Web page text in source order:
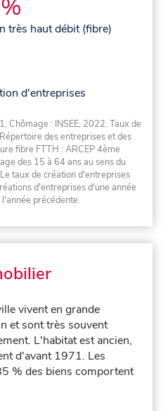
très haut débit (fibre)
d'entreprises
Chômage : INSEE, 2022. Taux de
des entreprises et des
fibre FTTH : ARCEP 4ème
des 15 à 64 ans au sens du
taux de création d'entreprises
d'entreprises d'une année
précédente.
vivent en grande
et sont très souvent
L'habitat est ancien,
d'avant 1971. Les
% des biens comportent